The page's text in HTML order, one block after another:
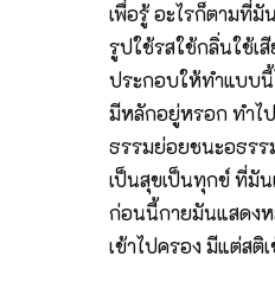
เพื่อรู้ อะไรก็ตามที่
รูปใช้รสใช้กลิ่นใช้เ
ประกอบให้ทำแบบนี้
มีหลักอยู่หรอก ทำไ
ธรรมย่อยชนะอธรร
เป็นสุขเป็นทุกข์ ที่มั
ก่อนนี้กายมันแสดงห
เข้าไปครอง มีแต่สติ